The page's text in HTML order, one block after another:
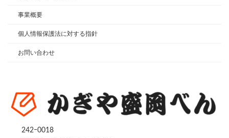
事業概要
個人情報保護法に対する指針
お問い合わせ
242ｰ0018